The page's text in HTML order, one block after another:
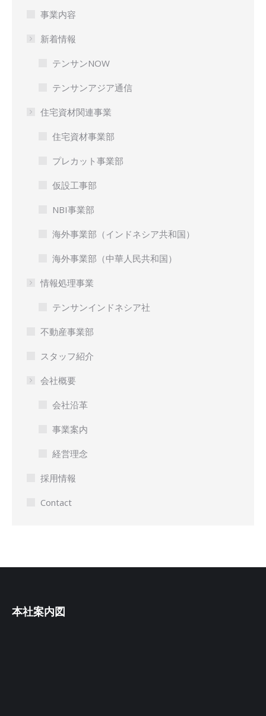
事業内容
新着情報
テンサンNOW
テンサンアジア通信
住宅資材関連事業
住宅資材事業部
プレカット事業部
仮設工事部
NBI事業部
海外事業部（インドネシア共和国）
海外事業部（中華人民共和国）
情報処理事業
テンサンインドネシア社
不動産事業部
スタッフ紹介
会社概要
会社沿革
事業案内
経営理念
採用情報
Contact
本社案内図